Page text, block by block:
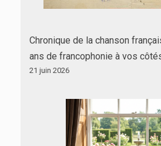
Chronique de la chanson
ans de francophonie à vos
21 juin 2026